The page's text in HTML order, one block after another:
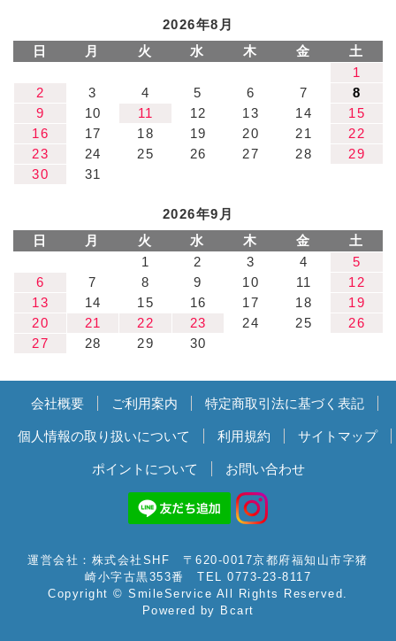
2026年8月
日
月 火 水 木 金
土
1
2
3 4 5 6 7
8
9
10 11 12 13 14
15
16
17 18 19 20 21
22
23
24 25 26 27 28
29
30
31
2026年9月
日
月 火 水 木 金
土
1
2 3 4
5
6
7 8 9 10 11
12
13
14 15 16 17 18
19
20
21 22 23 24 25
26
27
28 29 30
会社概要 ご利用案内 特定商取引法に基づく表記
個人情報の取り扱いについて 利用規約 サイトマップ
ポイントについて お問い合わせ
運営会社：株式会社SHF 〒620-0017京都府福知山市字猪
崎小字古黒353番 TEL 0773-23-8117
Copyright © SmileService All Rights Reserved.
Powered by Bcart